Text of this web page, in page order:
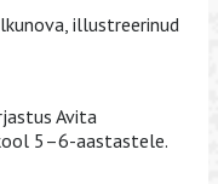
illustreerinud
Avita
5–6-aastastele.